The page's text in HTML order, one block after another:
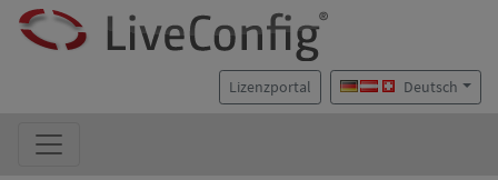
Lizenzportal Deutsch